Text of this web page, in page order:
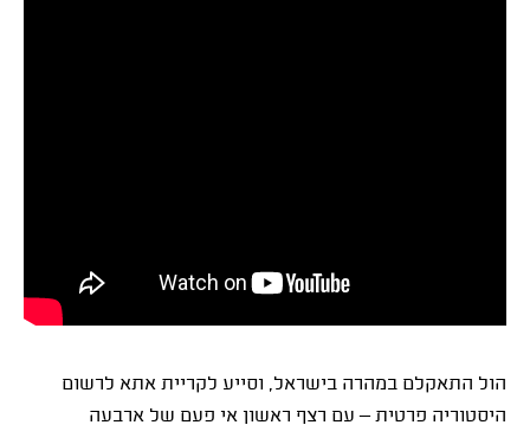
הול התאקלם במהרה בישראל, וסייע לקריית אתא לרשום
היסטוריה פרטית – עם רצף ראשון אי פעם של ארבעה